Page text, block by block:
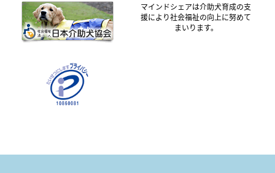
マインドシェアは介助犬育成の支
援により社会福祉の向上に努めて
まいります。